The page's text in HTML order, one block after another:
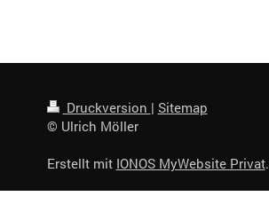
Druckversion | Sitemap
© Ulrich Möller
Erstellt mit IONOS MyWebsite Privat.